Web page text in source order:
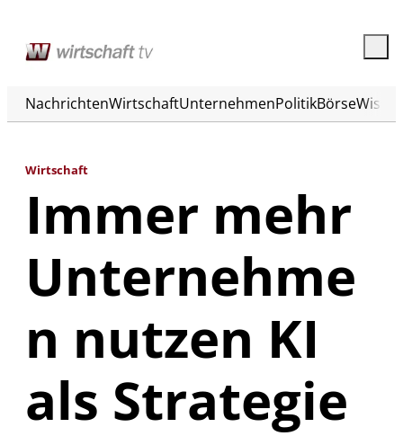
NachrichtenWirtschaftUnternehmenPolitikBörse
Wirtschaft
Immer mehr
Unternehme
n nutzen KI
als Strategie